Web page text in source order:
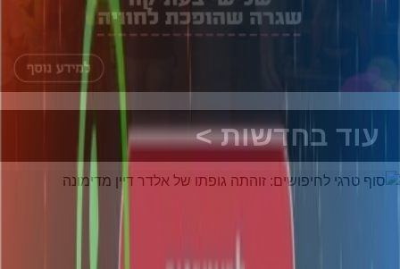
עוד בחדשות >